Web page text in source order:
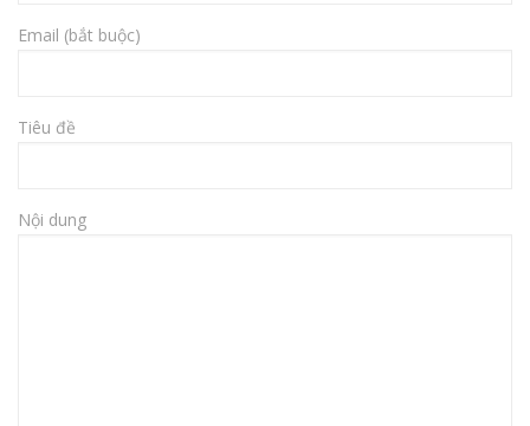
Email (bắt buộc)
Tiêu đề
Nội dung